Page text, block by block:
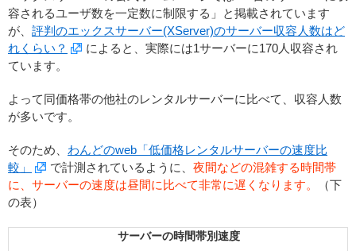
容されるユーザ数を一定数に制限する」と掲載されています
が、 評判のエックスサーバー(XServer)のサーバー収容人数はど
れくらい？
によると、実際には1サーバーに170人収容され
ています。
よって同価格帯の他社のレンタルサーバーに比べて、収容人数
が多いです。
そのため、 わんどのweb「低価格レンタルサーバーの速度比
較」
で計測されているように、 夜間などの混雑する時間帯
に、サーバーの速度は昼間に比べて非常に遅くなります。
（下
の表）
サーバーの時間帯別速度